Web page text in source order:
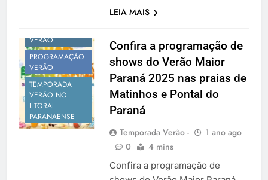
LEIA MAIS
VERAO
PROGRAMAÇÃO
VERÃO
TEMPORADA
VERÃO NO
LITORAL
PARANAENSE
Confira a programação de
shows do Verão Maior
Paraná 2025 nas praias de
Matinhos e Pontal do
Paraná
Temporada Verão -
1 ano ago
0
4 mins
Confira a programação de